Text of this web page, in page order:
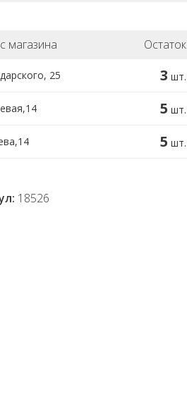
магазина Остаток
25 3 шт.
5 шт.
5 шт.
18526